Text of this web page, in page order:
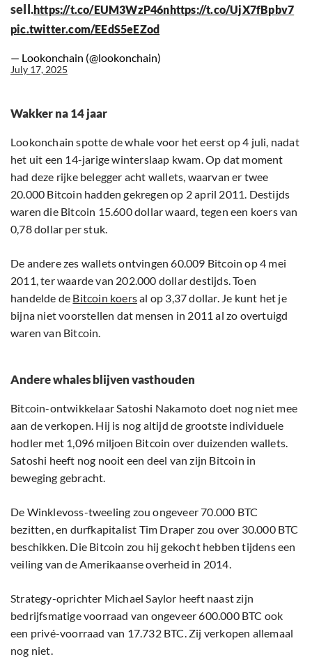
sell.https://t.co/EUM3WzP46n https://t.co/UjX7fBpbv7
pic.twitter.com/EEdS5eEZod
— Lookonchain (@lookonchain)
July 17, 2025
Wakker na 14 jaar
Lookonchain spotte de whale voor het eerst op 4 juli, nadat
het uit een 14-jarige winterslaap kwam. Op dat moment
had deze rijke belegger acht wallets, waarvan er twee
20.000 Bitcoin hadden gekregen op 2 april 2011. Destijds
waren die Bitcoin 15.600 dollar waard, tegen een koers van
0,78 dollar per stuk.
De andere zes wallets ontvingen 60.009 Bitcoin op 4 mei
2011, ter waarde van 202.000 dollar destijds. Toen
handelde de Bitcoin koersal op 3,37 dollar. Je kunt het je
bijna niet voorstellen dat mensen in 2011 al zo overtuigd
waren van Bitcoin.
Andere whales blijven vasthouden
Bitcoin-ontwikkelaar Satoshi Nakamoto doet nog niet mee
aan de verkopen. Hij is nog altijd de grootste individuele
hodler met 1,096 miljoen Bitcoin over duizenden wallets.
Satoshi heeft nog nooit een deel van zijn Bitcoin in
beweging gebracht.
De Winklevoss-tweeling zou ongeveer 70.000 BTC
bezitten, en durfkapitalist Tim Draper zou over 30.000 BTC
beschikken. Die Bitcoin zou hij gekocht hebben tijdens een
veiling van de Amerikaanse overheid in 2014.
Strategy-oprichter Michael Saylor heeft naast zijn
bedrijfsmatige voorraad van ongeveer 600.000 BTC ook
een privé-voorraad van 17.732 BTC. Zij verkopen allemaal
nog niet.